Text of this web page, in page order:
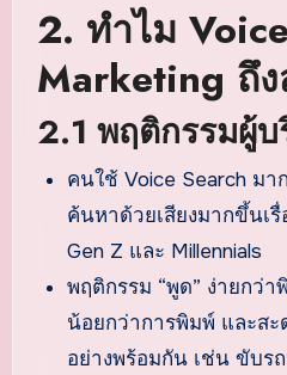
2. ทำไม
Marketing ถึ
2.1 พฤติกรรมผู้
คนใช้ Voice Search ม
ค้นหาด้วยเสียงมากขึ้นเ
Gen Z และ Millennials
พฤติกรรม “พูด” ง่ายกว่า
น้อยกว่าการพิมพ์ และสะ
อย่างพร้อมกัน เช่น ขับร